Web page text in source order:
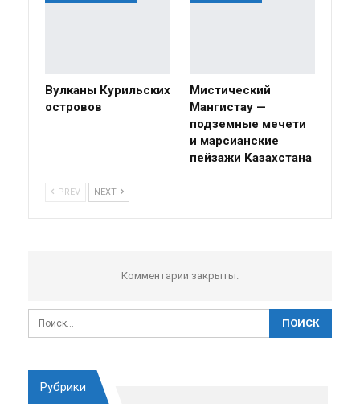
Вулканы Курильских
островов
Мистический
Мангистау —
подземные мечети
и марсианские
пейзажи Казахстана
PREV NEXT
Комментарии закрыты.
Рубрики